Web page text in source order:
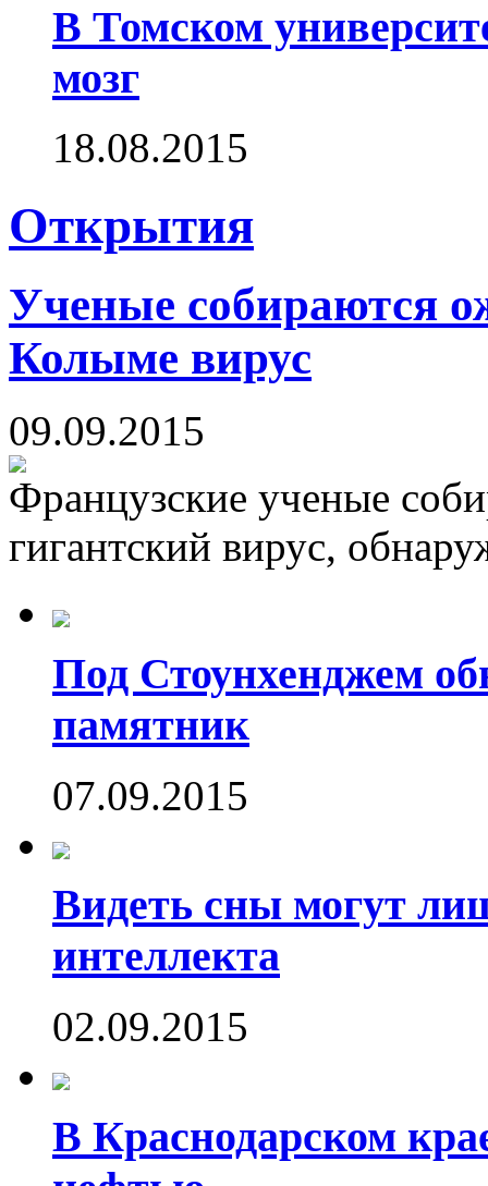
В Томском
мозг
18.08.2015
Открытия
Ученые собираются
Колыме вирус
09.09.2015
Французские ученые
гигантский вирус,
Под Стоунхенджем
памятник
07.09.2015
Видеть сны могут
интеллекта
02.09.2015
В Краснодарском